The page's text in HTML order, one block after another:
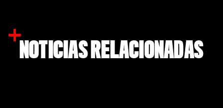
NOTICIAS RELACIONADAS